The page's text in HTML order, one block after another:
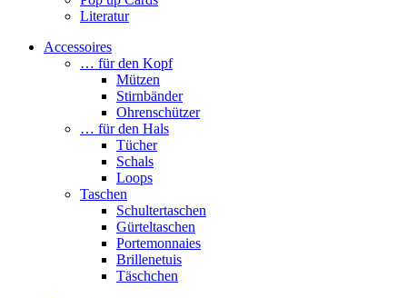
Literatur
Accessoires
… für den Kopf
Mützen
Stirnbänder
Ohrenschützer
… für den Hals
Tücher
Schals
Loops
Taschen
Schultertaschen
Gürteltaschen
Portemonnaies
Brillenetuis
Täschchen